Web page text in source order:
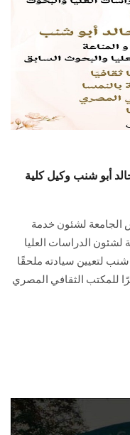
أبو شنب وكيل كلية
لشئون خدمة
لشئون الدراسات العليا
شنب لتعيين سيادته ملحقًا
للمكتب الثقافي المصري